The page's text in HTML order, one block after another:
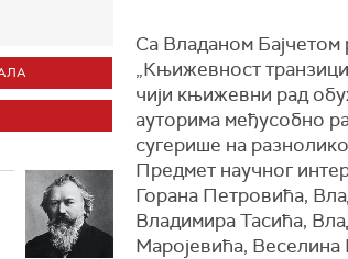
Са Владаном Бајчетом
„Књижевност
чији књижевни рад
ауторима међусобно
сугерише на
Предмет научног
Горана Петровића,
Владимира Тасића,
Маројевића,